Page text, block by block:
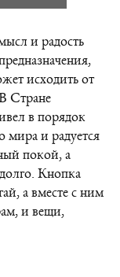
и радость
исходить от
Стране
в порядок
мира и радуется
покой, а
Кнопка
а вместе с ним
и вещи,